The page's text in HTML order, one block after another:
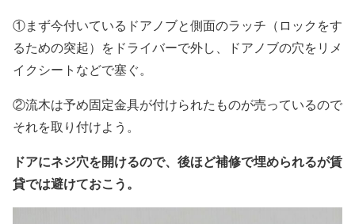
①まず今付いているドアノブと側面のラッチ（ロックをす
るための突起）をドライバーで外し、ドアノブの穴をリメ
イクシートなどで塞ぐ。
②流木は予め固定金具が付けられたものが売っているので
それを取り付けよう。
ドアにネジ穴を開けるので、 後ほど補修で埋められるが賃
貸では避けておこう。